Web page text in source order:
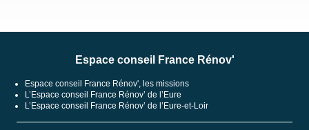
Espace conseil France Rénov'
Espace conseil France Rénov', les missions
L’Espace conseil France Rénov’ de l’Eure
L’Espace conseil France Rénov’ de l’Eure-et-Loir